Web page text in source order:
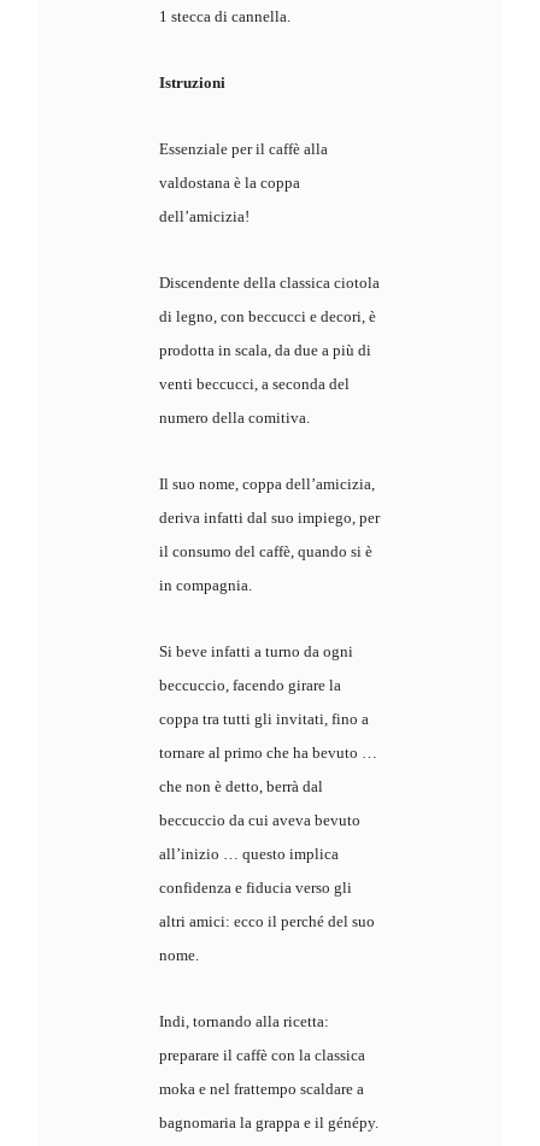
1 stecca di cannella.
Istruzioni
Essenziale per il caffè alla
valdostana è la coppa
dell’amicizia!
Discendente della classica ciotola
di legno, con beccucci e decori, è
prodotta in scala, da due a più di
venti beccucci, a seconda del
numero della comitiva.
Il suo nome, coppa dell’amicizia,
deriva infatti dal suo impiego, per
il consumo del caffè, quando si è
in compagnia.
Si beve infatti a turno da ogni
beccuccio, facendo girare la
coppa tra tutti gli invitati, fino a
tornare al primo che ha bevuto …
che non è detto, berrà dal
beccuccio da cui aveva bevuto
all’inizio … questo implica
confidenza e fiducia verso gli
altri amici: ecco il perché del suo
nome.
Indi, tornando alla ricetta:
preparare il caffè con la classica
moka e nel frattempo scaldare a
bagnomaria la grappa e il génépy.